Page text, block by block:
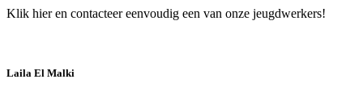
Klik hier en contacteer eenvoudig een van onze jeugdwerkers!
Laila El Malki